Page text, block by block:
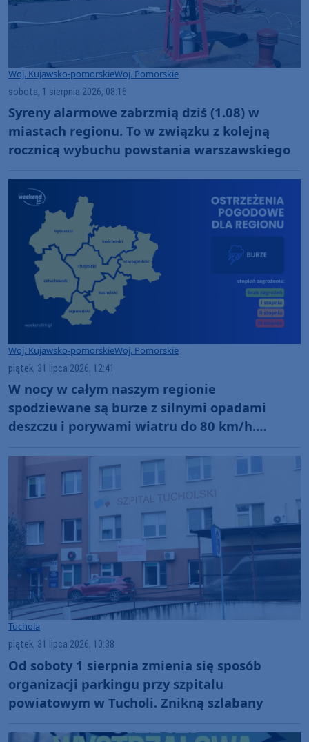
Woj. Kujawsko-pomorskieWoj. Pomorskie
sobota, 1 sierpnia 2026, 08:16
Syreny alarmowe zabrzmią dziś (1.08) w
miastach regionu. To w związku z kolejną
rocznicą wybuchu powstania warszawskiego
Woj. Kujawsko-pomorskieWoj. Pomorskie
piątek, 31 lipca 2026, 12:41
W nocy w całym naszym regionie
spodziewane są burze z silnymi opadami
deszczu i porywami wiatru do 80 km/h.
Tuchola
piątek, 31 lipca 2026, 10:38
Od soboty 1 sierpnia zmienia się sposób
organizacji parkingu przy szpitalu
powiatowym w Tucholi. Znikną szlabany